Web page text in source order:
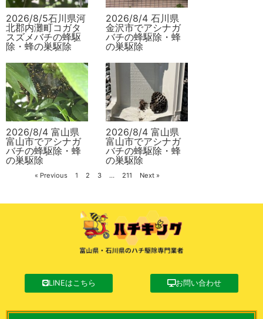
2026/8/5石川県河
北郡内灘町コガタ
スズメバチの蜂駆
除・蜂の巣駆除
2026/8/4 石川県
金沢市でアシナガ
バチの蜂駆除・蜂
の巣駆除
2026/8/4 富山県
富山市でアシナガ
バチの蜂駆除・蜂
の巣駆除
2026/8/4 富山県
富山市でアシナガ
バチの蜂駆除・蜂
の巣駆除
« Previous 1 2 3 … 211 Next »
LINEはこちら お問い合わせ